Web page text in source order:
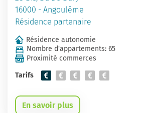
16000 - Angoulême
Résidence partenaire
Résidence autonomie
Nombre d'appartements: 65
Proximité commerces
Tarifs
En savoir plus